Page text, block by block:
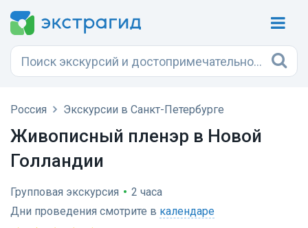
Россия Экскурсии в Санкт-Петербурге
Живописный пленэр в Новой
Голландии
Групповая экскурсия • 2 часа
Дни проведения смотрите в календаре